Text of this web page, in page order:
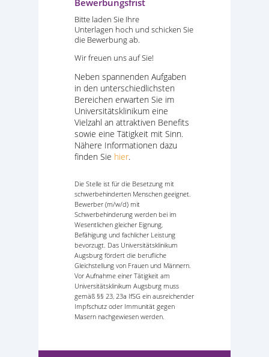
Bitte laden Sie Ihre
Unterlagen hoch und schicken Sie
die Bewerbung ab.
Wir freuen uns auf Sie!
Neben spannenden Aufgaben
in den unterschiedlichsten
Bereichen erwarten Sie im
Universitätsklinikum eine
Vielzahl an attraktiven Benefits
sowie eine Tätigkeit mit Sinn.
Nähere Informationen dazu
finden Sie hier.
Die Stelle ist für die Besetzung mit
schwerbehinderten Menschen geeignet.
Bewerber (m/w/d) mit
Schwerbehinderung werden bei im
Wesentlichen gleicher Eignung,
Befähigung und fachlicher Leistung
bevorzugt. Das Universitätsklinikum
Augsburg fördert die berufliche
Gleichstellung von Frauen und Männern.
Vor Aufnahme einer Tätigkeit am
Universitätsklinikum Augsburg muss
gemäß §§ 23, 23a IfSG ein ausreichender
Impfschutz oder Immunität gegen
Masern nachgewiesen werden.